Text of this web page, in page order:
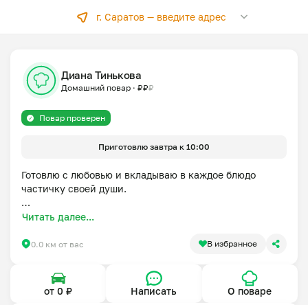
г. Саратов —введите адрес
Диана Тинькова
Домашний повар · ₽₽₽
Повар проверен
Приготовлю завтра к 10:00
Готовлю с любовью и вкладываю в каждое блюдо
частичку своей души.
Со мной можно не тратить время на готовку, вместо
выход из ситуации. Вы закажите, а там всё решим😉
Читать далее...
0.0 км от вас В избранное
от 0 ₽ Написать О поваре